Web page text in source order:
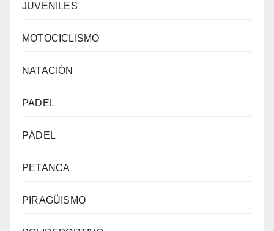
JUVENILES
MOTOCICLISMO
NATACIÓN
PADEL
PÁDEL
PETANCA
PIRAGÜISMO